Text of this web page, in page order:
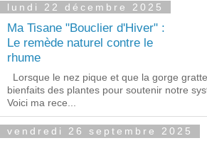
lundi 22 décembre 2025
Ma Tisane "Bouclier d'Hiver" :
Le remède naturel contre le
rhume
Lorsque le nez pique et que la gorge
bienfaits des plantes pour soutenir notre
Voici ma rece...
vendredi 26 septembre 2025